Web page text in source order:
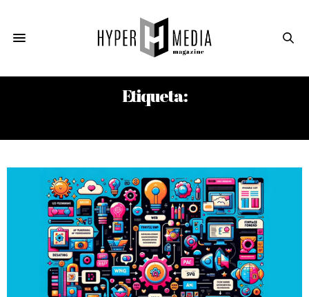
Etiqueta: